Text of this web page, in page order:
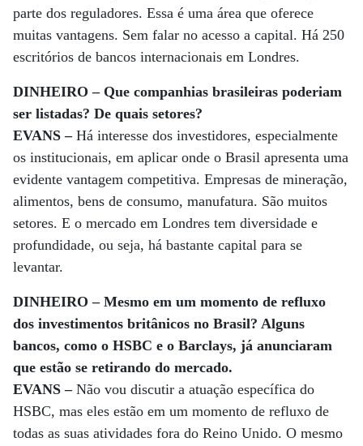
parte dos reguladores. Essa é uma área que oferece
muitas vantagens. Sem falar no acesso a capital. Há 250
escritórios de bancos internacionais em Londres.
DINHEIRO – Que companhias brasileiras poderiam
ser listadas? De quais setores?
EVANS –Há interesse dos investidores, especialmente
os institucionais, em aplicar onde o Brasil apresenta uma
evidente vantagem competitiva. Empresas de mineração,
alimentos, bens de consumo, manufatura. São muitos
setores. E o mercado em Londres tem diversidade e
profundidade, ou seja, há bastante capital para se
levantar.
DINHEIRO – Mesmo em um momento de refluxo
dos investimentos britânicos no Brasil? Alguns
bancos, como o HSBC e o Barclays, já anunciaram
que estão se retirando do mercado.
EVANS –Não vou discutir a atuação específica do
HSBC, mas eles estão em um momento de refluxo de
todas as suas atividades fora do Reino Unido. O mesmo